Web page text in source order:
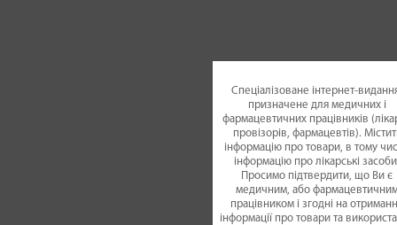
Спеціалізоване інтернет-
призначене для медичних і
фармацевтичних працівників
провізорів, фармацевтів).
інформацію про товари, в тому
інформацію про лікарські
Просимо підтвердити, що Ви є
медичним, або
працівником і згодні на
інформації про товари та